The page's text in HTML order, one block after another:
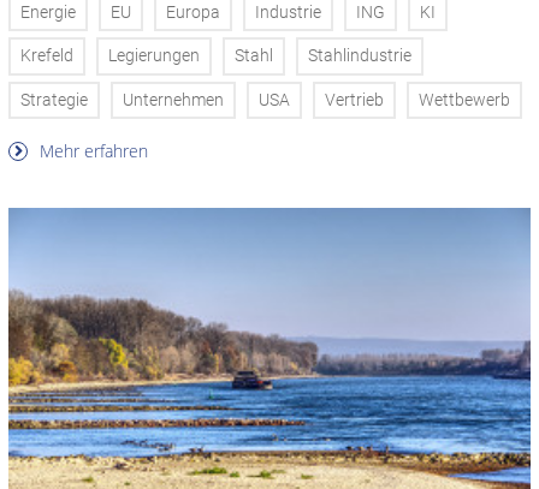
Energie EU Europa Industrie ING KI
Krefeld Legierungen Stahl Stahlindustrie
Strategie Unternehmen USA Vertrieb Wettbewerb
Mehr erfahren